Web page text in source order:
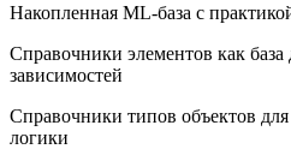
Накопленная ML-база с
Справочники элементов как
зависимостей
Справочники типов объектов
логики